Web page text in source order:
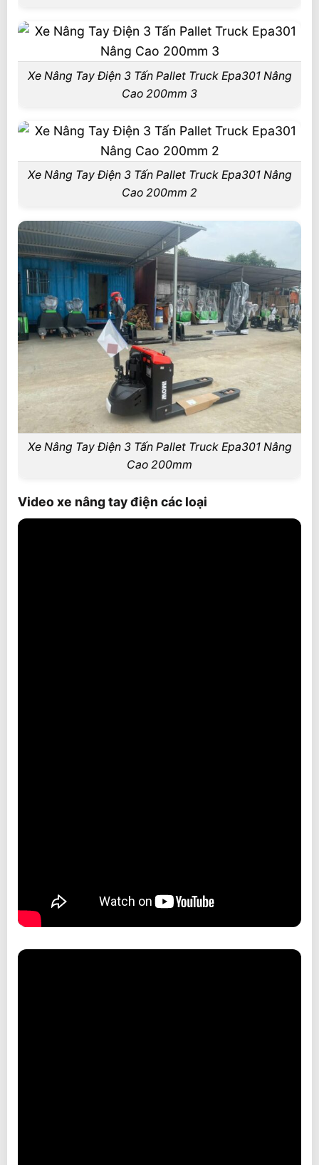
Xe Nâng Tay Điện 3 Tấn Pallet Truck Epa301 Nâng
Cao 200mm 3
Xe Nâng Tay Điện 3 Tấn Pallet Truck Epa301 Nâng
Cao 200mm 2
Xe Nâng Tay Điện 3 Tấn Pallet Truck Epa301 Nâng
Cao 200mm
Video xe nâng tay điện các loại